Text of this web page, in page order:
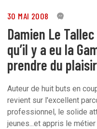
30 MAI 2008 0
Damien Le
qu’il y a eu la
prendre du
Auteur de huit buts en
revient sur l'excellent
professionnel, le solide
jeunes...et appris le